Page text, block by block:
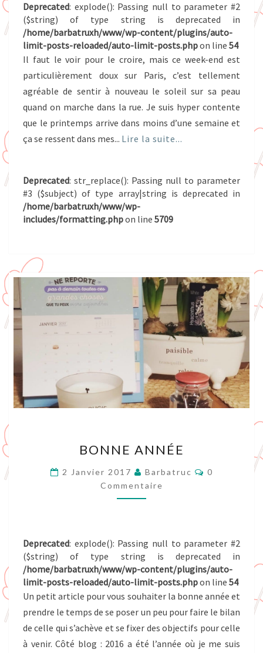
Deprecated: explode(): Passing null to parameter #2
($string) of type string is deprecated in
/home/barbatruxh/www/wp-content/plugins/auto-
limit-posts-reloaded/auto-limit-posts.phpon line 54
Il faut le voir pour le croire, mais ce week-end est
particulièrement doux sur Paris, c’est tellement
agréable de sentir à nouveau le soleil sur sa peau
quand on marche dans la rue. Je suis hyper contente
que le printemps arrive dans moins d’une semaine et
ça se ressent dans mes... Lire la suite...
Deprecated: str_replace(): Passing null to parameter
#3 ($subject) of type array|string is deprecated in
/home/barbatruxh/www/wp-
includes/formatting.phpon line 5709
ANNÉE
BONNE ANNÉE
2 Janvier 2017 Barbatruc
0
Commentaire
Deprecated: explode(): Passing null to parameter #2
($string) of type string is deprecated in
/home/barbatruxh/www/wp-content/plugins/auto-
limit-posts-reloaded/auto-limit-posts.phpon line 54
Un petit article pour vous souhaiter la bonne année et
prendre le temps de se poser un peu pour faire le bilan
de celle qui s’achève et se fixer des objectifs pour celle
à venir. Côté blog : 2016 a été l’année où je me suis